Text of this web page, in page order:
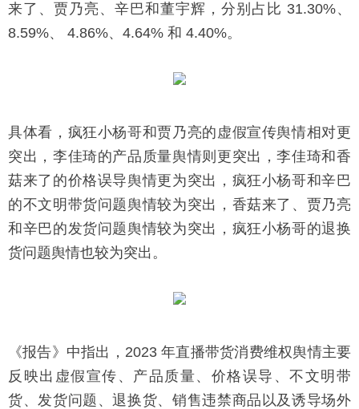
来了、贾乃亮、辛巴和董宇辉，分别占比 31.30%、
8.59%、 4.86%、4.64% 和 4.40%。
具体看，疯狂小杨哥和贾乃亮的虚假宣传舆情相对更
突出，李佳琦的产品质量舆情则更突出，李佳琦和香
菇来了的价格误导舆情更为突出，疯狂小杨哥和辛巴
的不文明带货问题舆情较为突出，香菇来了、贾乃亮
和辛巴的发货问题舆情较为突出，疯狂小杨哥的退换
货问题舆情也较为突出。
《报告》中指出，2023 年直播带货消费维权舆情主要
反映出虚假宣传、产品质量、价格误导、不文明带
货、发货问题、退换货、销售违禁商品以及诱导场外